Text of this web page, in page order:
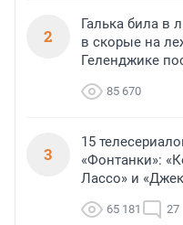
2
Галька била в
в скорые на
Геленджике
85 670
3
15
«Фонтанки»:
Лассо» и
65 181 27